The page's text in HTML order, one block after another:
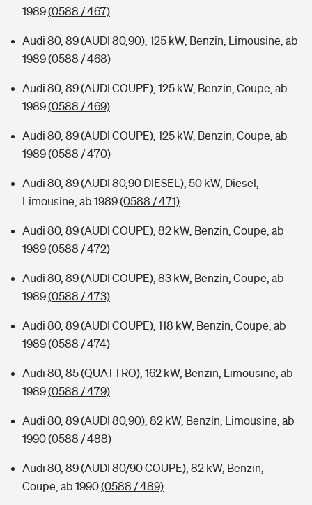
1989(0588 / 467)
Audi 80, 89 (AUDI 80,90), 125 kW, Benzin, Limousine, ab
1989(0588 / 468)
Audi 80, 89 (AUDI COUPE), 125 kW, Benzin, Coupe, ab
1989(0588 / 469)
Audi 80, 89 (AUDI COUPE), 125 kW, Benzin, Coupe, ab
1989(0588 / 470)
Audi 80, 89 (AUDI 80,90 DIESEL), 50 kW, Diesel,
Limousine, ab 1989(0588 / 471)
Audi 80, 89 (AUDI COUPE), 82 kW, Benzin, Coupe, ab
1989(0588 / 472)
Audi 80, 89 (AUDI COUPE), 83 kW, Benzin, Coupe, ab
1989(0588 / 473)
Audi 80, 89 (AUDI COUPE), 118 kW, Benzin, Coupe, ab
1989(0588 / 474)
Audi 80, 85 (QUATTRO), 162 kW, Benzin, Limousine, ab
1989(0588 / 479)
Audi 80, 89 (AUDI 80,90), 82 kW, Benzin, Limousine, ab
1990(0588 / 488)
Audi 80, 89 (AUDI 80/90 COUPE), 82 kW, Benzin,
Coupe, ab 1990(0588 / 489)